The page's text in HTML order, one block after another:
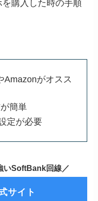
購入した時の手順
Amazonがオスス
簡単
定が必要
いSoftBank回線／
サイト